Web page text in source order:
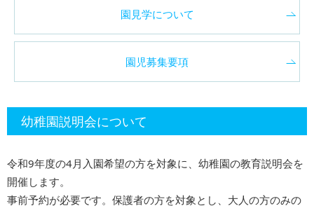
園見学について
園児募集要項
幼稚園説明会について
令和9年度の4⽉⼊園希望の⽅を対象に、幼稚園の教育説明会を
開催します。
事前予約が必要です。保護者の方を対象とし、⼤⼈の⽅のみの